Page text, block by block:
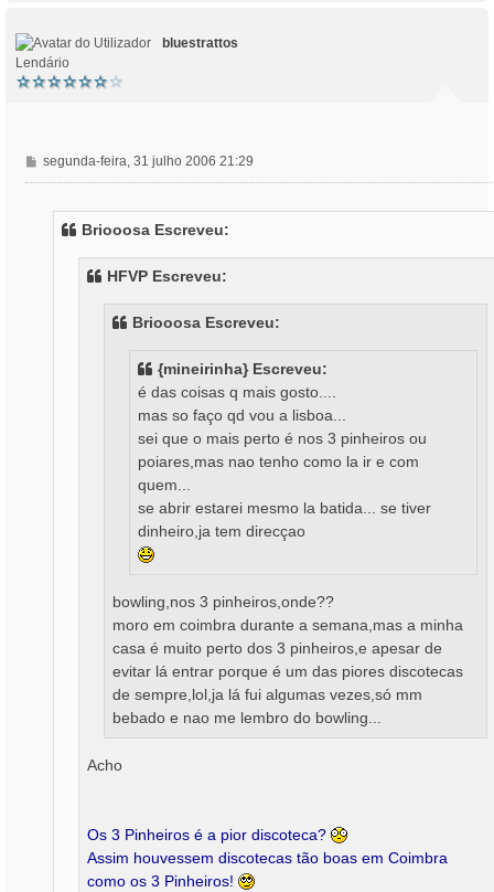
bluestrattos
Lendário
M
e
segunda-feira, 31 julho 2006 21:29
Briooosa Escreveu:
HFVP Escreveu:
Briooosa Escreveu:
{mineirinha} Escreveu:
é das coisas q mais gosto....
mas so faço qd vou a lisboa...
sei que o mais perto é nos 3 pinheiros ou
poiares,mas nao tenho como la ir e com
quem...
se abrir estarei mesmo la batida... se tiver
dinheiro,ja tem direcçao
bowling,nos 3 pinheiros,onde??
moro em coimbra durante a semana,mas a minha
casa é muito perto dos 3 pinheiros,e apesar de
evitar lá entrar porque é um das piores discotecas
de sempre,lol,ja lá fui algumas vezes,só mm
bebado e nao me lembro do bowling...
Acho
Os 3 Pinheiros é a pior discoteca?
Assim houvessem discotecas tão boas em Coimbra
como os 3 Pinheiros!